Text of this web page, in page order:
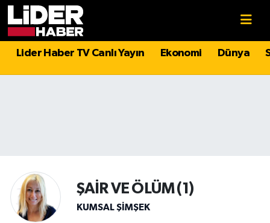
Lider Haber TV Canlı Yayın Ekonomi Dünya
ŞAİR VE ÖLÜM (1)
KUMSAL ŞIMŞEK
Politika
Spor
Hava Durumu
Tüm Manşetler